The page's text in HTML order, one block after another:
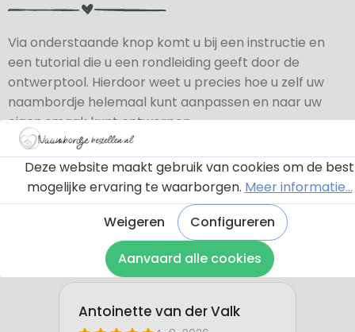
Via onderstaande knop komt u bij een instructie en
een tutorial die u een rondleiding geeft door de
ontwerptool. Hierdoor weet u precies hoe u zelf uw
naambordje helemaal kunt aanpassen en naar uw
eigen smaak kunt ontwerpen.
Bekijk de instructie
Deze website maakt gebruik van cookies om de best
mogelijke ervaring te waarborgen. Meer informatie...
Weigeren
Configureren
Aanvaard alle cookies